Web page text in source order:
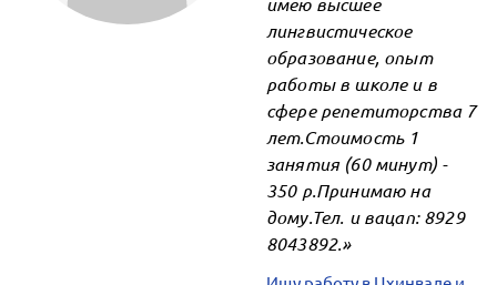
имею высшее
лингвистическое
образование, опыт
работы в школе и в
сфере репетиторства 7
лет.Стоимость 1
занятия (60 минут) -
350 р.Принимаю на
дому.Тел. и вацап: 8929
8043892.»